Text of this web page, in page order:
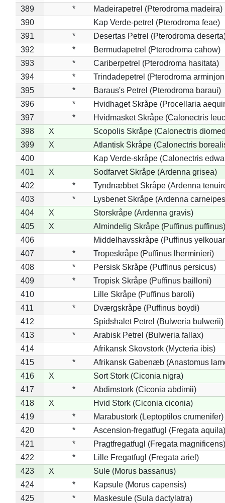
389
*
Madeirapetrel (Pterodroma madeira)
390
Kap Verde-petrel (Pterodroma feae)
391
*
Desertas Petrel (Pterodroma
392
*
Bermudapetrel (Pterodroma cahow)
393
*
Cariberpetrel (Pterodroma hasitata)
394
*
Trindadepetrel (Pterodroma
395
*
Baraus's Petrel (Pterodroma baraui)
396
*
Hvidhaget Skråpe (Procellaria
397
*
Hvidmasket Skråpe (Calonectris
398
X
Scopolis Skråpe (Calonectris
399
X
Atlantisk Skråpe (Calonectris
400
Kap Verde-skråpe (Calonectris
401
X
Sodfarvet Skråpe (Ardenna grisea)
402
*
Tyndnæbbet Skråpe (Ardenna
403
*
Lysbenet Skråpe (Ardenna
404
X
Storskråpe (Ardenna gravis)
405
X
Almindelig Skråpe (Puffinus puffinus)
406
Middelhavsskråpe (Puffinus
407
*
Tropeskråpe (Puffinus lherminieri)
408
*
Persisk Skråpe (Puffinus persicus)
409
*
Tropisk Skråpe (Puffinus bailloni)
410
Lille Skråpe (Puffinus baroli)
411
*
Dværgskråpe (Puffinus boydi)
412
Spidshalet Petrel (Bulweria bulwerii)
413
*
Arabisk Petrel (Bulweria fallax)
414
Afrikansk Skovstork (Mycteria ibis)
415
*
Afrikansk Gabenæb (Anastomus
416
X
Sort Stork (Ciconia nigra)
417
*
Abdimstork (Ciconia abdimii)
418
X
Hvid Stork (Ciconia ciconia)
419
*
Marabustork (Leptoptilos crumenifer)
420
*
Ascension-fregatfugl (Fregata aquila)
421
*
Pragtfregatfugl (Fregata magnificens)
422
*
Lille Fregatfugl (Fregata ariel)
423
X
Sule (Morus bassanus)
424
*
Kapsule (Morus capensis)
425
*
Maskesule (Sula dactylatra)